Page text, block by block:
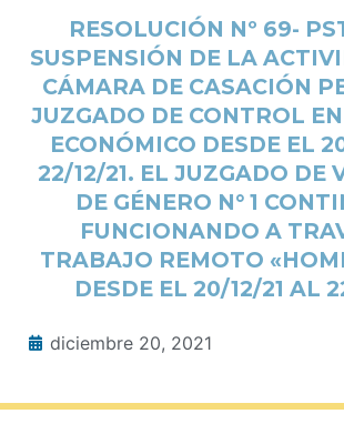
RESOLUCIÓN Nº 69-
SUSPENSIÓN DE LA
CÁMARA DE CASACIÓN
JUZGADO DE CONTROL
ECONÓMICO DESDE EL
22/12/21. EL JUZGADO DE
DE GÉNERO N° 1
FUNCIONANDO A
TRABAJO REMOTO
DESDE EL 20/12/21 AL
diciembre 20, 2021